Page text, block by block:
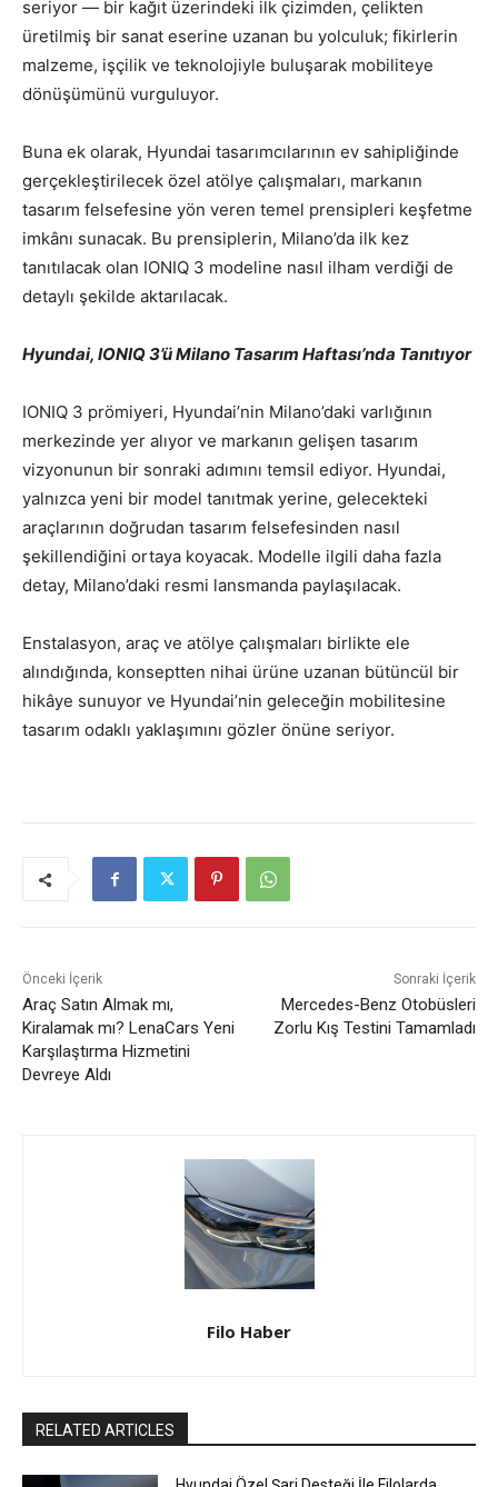
seriyor — bir kağıt üzerindeki ilk çizimden, çelikten
üretilmiş bir sanat eserine uzanan bu yolculuk; fikirlerin
malzeme, işçilik ve teknolojiyle buluşarak mobiliteye
dönüşümünü vurguluyor.
Buna ek olarak, Hyundai tasarımcılarının ev sahipliğinde
gerçekleştirilecek özel atölye çalışmaları, markanın
tasarım felsefesine yön veren temel prensipleri keşfetme
imkânı sunacak. Bu prensiplerin, Milano’da ilk kez
tanıtılacak olan IONIQ 3 modeline nasıl ilham verdiği de
detaylı şekilde aktarılacak.
Hyundai, IONIQ 3’ü Milano Tasarım Haftası’nda Tanıtıyor
IONIQ 3 prömiyeri, Hyundai’nin Milano’daki varlığının
merkezinde yer alıyor ve markanın gelişen tasarım
vizyonunun bir sonraki adımını temsil ediyor. Hyundai,
yalnızca yeni bir model tanıtmak yerine, gelecekteki
araçlarının doğrudan tasarım felsefesinden nasıl
şekillendiğini ortaya koyacak. Modelle ilgili daha fazla
detay, Milano’daki resmi lansmanda paylaşılacak.
Enstalasyon, araç ve atölye çalışmaları birlikte ele
alındığında, konseptten nihai ürüne uzanan bütüncül bir
hikâye sunuyor ve Hyundai’nin geleceğin mobilitesine
tasarım odaklı yaklaşımını gözler önüne seriyor.
Önceki İçerik
Araç Satın Almak mı,
Kiralamak mı? LenaCars Yeni
Karşılaştırma Hizmetini
Devreye Aldı
Sonraki İçerik
Mercedes-Benz Otobüsleri
Zorlu Kış Testini Tamamladı
Filo Haber
RELATED ARTICLES